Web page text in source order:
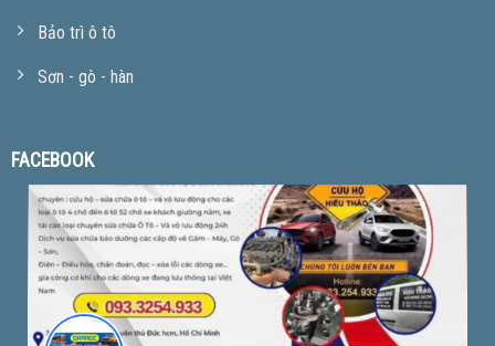
Bảo trì ô tô
Sơn - gò - hàn
FACEBOOK